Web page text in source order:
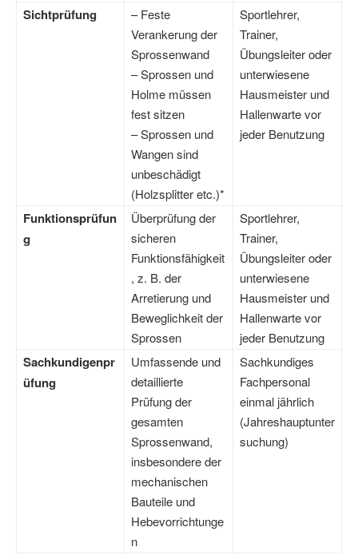
Sichtprüfung
– Feste
Verankerung der
Sprossenwand
– Sprossen und
Holme müssen
fest sitzen
– Sprossen und
Wangen sind
unbeschädigt
(Holzsplitter etc.)*
Sportlehrer,
Trainer,
Übungsleiter oder
unterwiesene
Hausmeister und
Hallenwarte vor
jeder Benutzung
Funktionsprüfun
g
Überprüfung der
sicheren
Funktionsfähigkeit
, z. B. der
Arretierung und
Beweglichkeit der
Sprossen
Sportlehrer,
Trainer,
Übungsleiter oder
unterwiesene
Hausmeister und
Hallenwarte vor
jeder Benutzung
Sachkundigenpr
üfung
Umfassende und
detaillierte
Prüfung der
gesamten
Sprossenwand,
insbesondere der
mechanischen
Bauteile und
Hebevorrichtunge
n
Sachkundiges
Fachpersonal
einmal jährlich
(Jahreshauptunter
suchung)